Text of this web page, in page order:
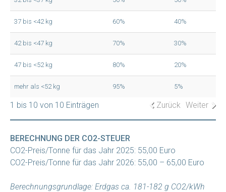
37 bis <42 kg 60% 40%
42 bis <47 kg 70% 30%
47 bis <52 kg 80% 20%
mehr als <52 kg 95% 5%
1 bis 10 von 10 Einträgen Zurück Weiter
BERECHNUNG DER CO2-STEUER
CO2-Preis/Tonne für das Jahr 2025: 55,00 Euro
CO2-Preis/Tonne für das Jahr 2026: 55,00 – 65,00 Euro
Berechnungsgrundlage: Erdgas ca. 181-182 g CO2/kWh